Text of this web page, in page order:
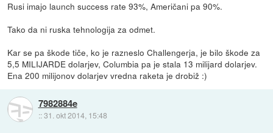
Rusi imajo launch success rate 93%, Američani pa 90%.
Tako da ni ruska tehnologija za odmet.
Kar se pa škode tiče, ko je razneslo Challengerja, je bilo škode za
5,5 MILIJARDE dolarjev, Columbia pa je stala 13 milijard dolarjev.
Ena 200 milijonov dolarjev vredna raketa je drobiž :)
7982884e
::31. okt 2014, 15:48